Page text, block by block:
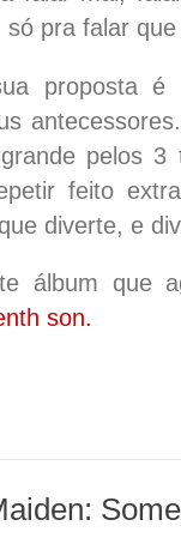
só pra falar
proposta
pelos 3
feito
diverte, e
álbum que
son.